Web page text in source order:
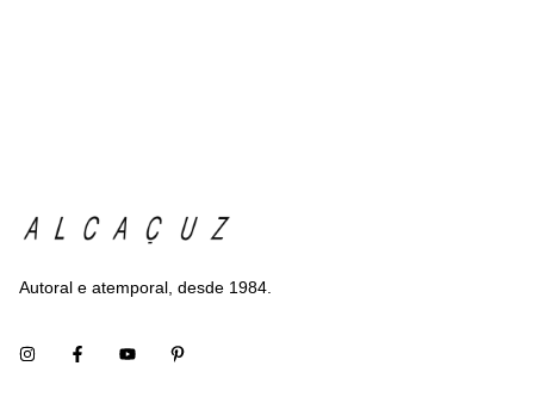
Autoral e atemporal, desde 1984.